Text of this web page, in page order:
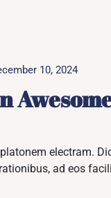
10, 2024
electram.
ad eos